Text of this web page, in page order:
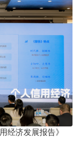
经济发展报告》